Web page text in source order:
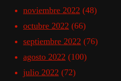
noviembre 2022 (48)
octubre 2022 (66)
septiembre 2022 (76)
agosto 2022 (100)
julio 2022 (72)